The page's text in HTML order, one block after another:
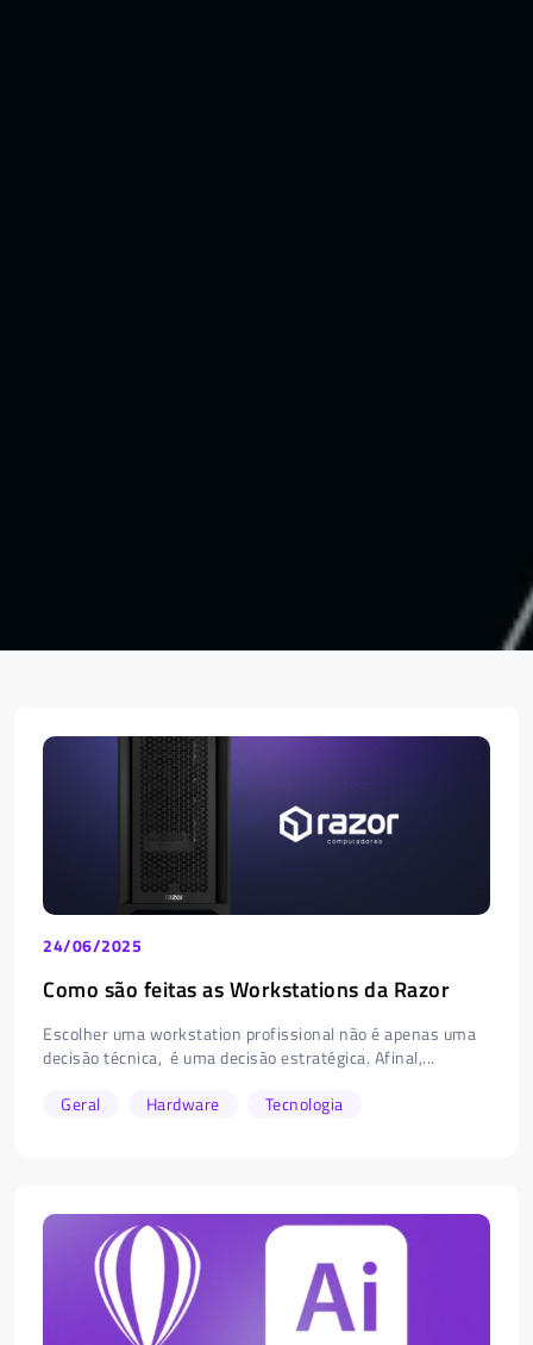
24/06/2025
Como são feitas as Workstations da Razor
Escolher uma workstation profissional não é apenas uma
decisão técnica, é uma decisão estratégica. Afinal,...
Geral
Hardware Tecnologia